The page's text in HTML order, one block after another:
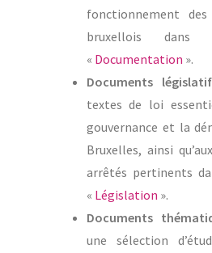
fonctionnement
bruxellois dans
« Documentation ».
Documents
textes de loi
gouvernance et la
Bruxelles, ainsi
arrêtés pertinents
« Législation ».
Documents
une sélection